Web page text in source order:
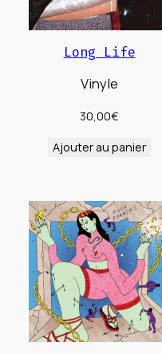
Long Life
Vinyle
30,00€
Ajouter au panier